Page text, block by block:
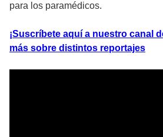
para los paramédicos.
¡Suscríbete aquí a nuestro canal
más sobre distintos reportajes